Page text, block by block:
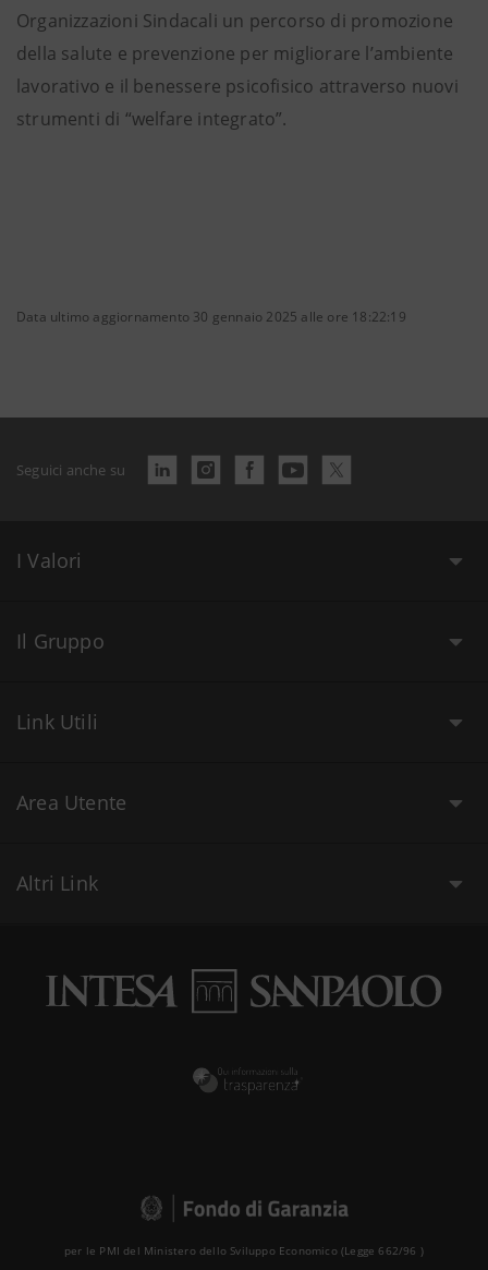
Organizzazioni Sindacali un percorso di promozione
della salute e prevenzione per migliorare l’ambiente
lavorativo e il benessere psicofisico attraverso nuovi
strumenti di “welfare integrato”.
Data ultimo aggiornamento 30 gennaio 2025 alle ore 18:22:19
Seguici anche su
I Valori
Il Gruppo
Link Utili
Area Utente
Altri Link
per le PMI del Ministero dello Sviluppo Economico (Legge 662/96 )